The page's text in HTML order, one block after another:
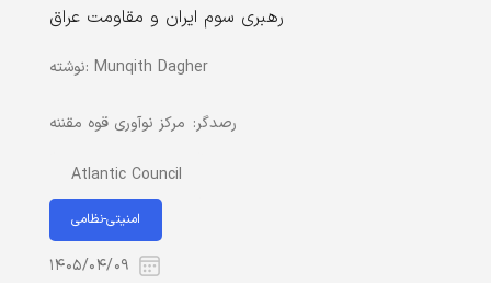
رهبری سوم ایران و مقاومت عراق
نوشته: Munqith Dagher
رصدگر: مرکز نوآوری قوه مقننه
Atlantic Council
امنیتی-نظامی
۱۴۰۵/۰۴/۰۹